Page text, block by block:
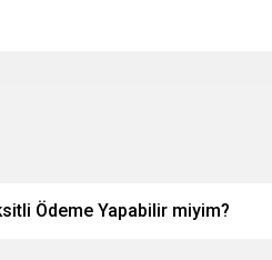
Ödeme Yapabilir miyim?